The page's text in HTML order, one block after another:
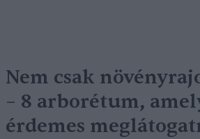
Nem csak
– 8 arborétum,
érdemes